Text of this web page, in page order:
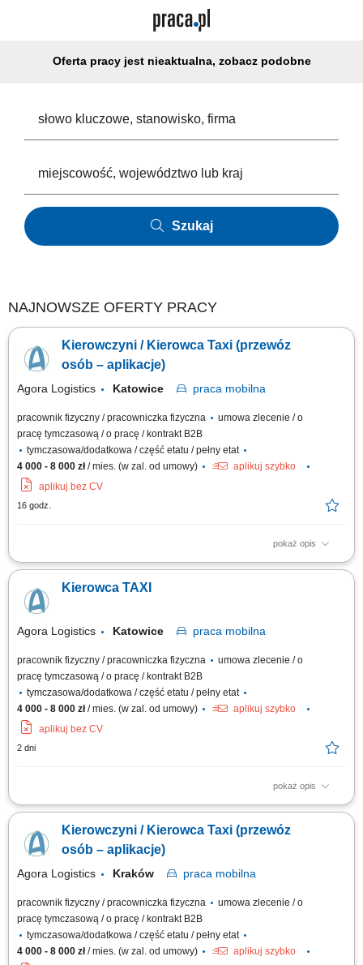
Oferta pracy jest nieaktualna, zobacz podobne
Szukaj
NAJNOWSZE OFERTY PRACY
Kierowczyni / Kierowca Taxi (przewóz
osób – aplikacje)
Agora Logistics Katowice praca mobilna
pracownik fizyczny / pracowniczka fizyczna
umowa zlecenie / o
pracę tymczasową / o pracę / kontrakt B2B
tymczasowa/dodatkowa / część etatu / pełny etat
4 000 - 8 000 zł/ mies. (w zal. od umowy)
aplikuj szybko
aplikuj bez CV
16 godz.
pokaż opis
Zakres obowiązków: Prowadzenie przewozów osób w Krakowie z
„zamiast taksometru”) Kontrola stanu technicznego auta przed
rozpoczęciem pracy, m.in.: oświetlenie, kierunkowskazy, sygnał
Kierowca TAXI
Agora Logistics Katowice praca mobilna
pracownik fizyczny / pracowniczka fizyczna
umowa zlecenie / o
pracę tymczasową / o pracę / kontrakt B2B
tymczasowa/dodatkowa / część etatu / pełny etat
4 000 - 8 000 zł/ mies. (w zal. od umowy)
aplikuj szybko
aplikuj bez CV
2 dni
pokaż opis
Opis stanowiska: sprawdzanie stanu technicznego samochodu do
kierunkowskazów, oświetlenia zewnętrznego i wewnętrznego, hamulców,
stanu ogumienia,wyposażenia samochodu w trójkąt ostrzegawczy,
Kierowczyni / Kierowca Taxi (przewóz
osób – aplikacje)
Agora Logistics Kraków praca mobilna
pracownik fizyczny / pracowniczka fizyczna
umowa zlecenie / o
pracę tymczasową / o pracę / kontrakt B2B
tymczasowa/dodatkowa / część etatu / pełny etat
4 000 - 8 000 zł/ mies. (w zal. od umowy)
aplikuj szybko